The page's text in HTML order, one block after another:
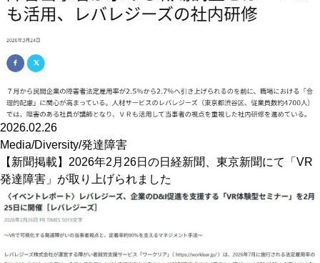
2026.02.26
Media/Diversity/発達障害
【新聞掲載】2026年2月26日の日経新聞、東京新聞にて「VR
発達障害」が取り上げられました